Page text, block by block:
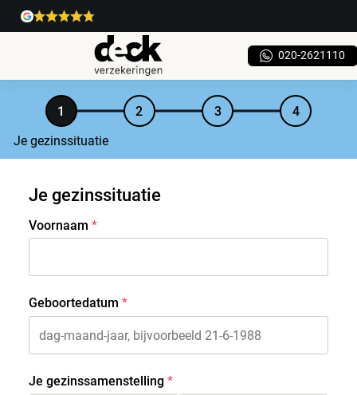
020-2621110
Je gezinssituatie
Je gezinssituatie
Voornaam
Geboortedatum
Je gezinssamenstelling